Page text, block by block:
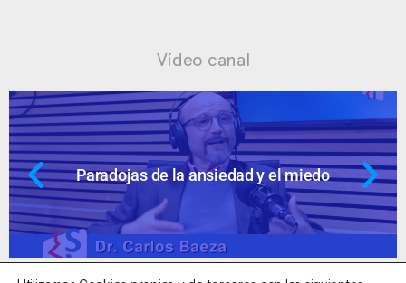
Vídeo canal
Ansiedad: supuestos cuestionables